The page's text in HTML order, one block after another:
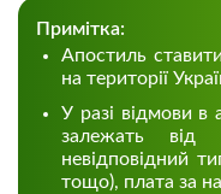
Примітка:
Апостиль
на території
У разі відмови
залежать від
невідповідний
тощо), плата за